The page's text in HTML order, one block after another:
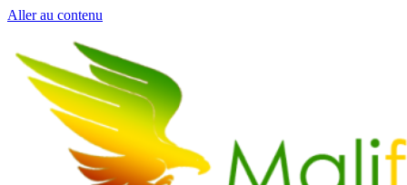
Aller au contenu